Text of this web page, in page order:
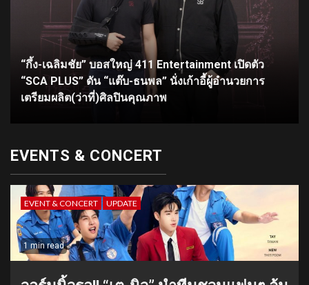
“กึ้ง-เฉลิมชัย” บอสใหญ่ 411 Entertainment เปิดตัว
“SCA PLUS” ดัน “แต๊บ-ธนพล” นั่งเก้าอี้ผู้อำนวยการ
เตรียมผลิต(ว่าที่)ศิลปินคุณภาพ
EVENTS & CONCERT
EVENT & CONCERT UPDATE
1 min read